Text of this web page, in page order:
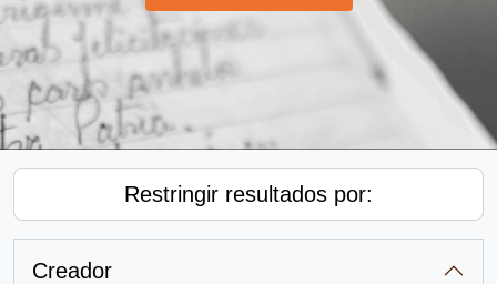
Restringir resultados por:
Creador